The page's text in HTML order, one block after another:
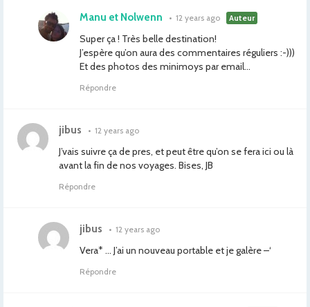
Manu et Nolwenn • 12 years ago Auteur
Super ça ! Très belle destination!
J’espère qu’on aura des commentaires réguliers :-)))
Et des photos des minimoys par email…
Répondre
jibus • 12 years ago
J’vais suivre ça de pres, et peut être qu’on se fera ici ou là
avant la fin de nos voyages. Bises, JB
Répondre
jibus • 12 years ago
Vera* … J’ai un nouveau portable et je galère –‘
Répondre